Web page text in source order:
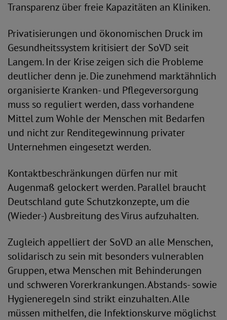
Transparenz über freie Kapazitäten an Kliniken.
Privatisierungen und ökonomischen Druck im
Gesundheitssystem kritisiert der SoVD seit
Langem. In der Krise zeigen sich die Probleme
deutlicher denn je. Die zunehmend marktähnlich
organisierte Kranken- und Pflegeversorgung
muss so reguliert werden, dass vorhandene
Mittel zum Wohle der Men­schen mit Bedarfen
und nicht zur Rendite­gewinnung privater
Unternehmen eingesetzt werden.
Kontaktbeschränkungen dürfen nur mit
Augenmaß gelockert werden. Parallel braucht
Deutschland gute Schutzkonzepte, um die
(Wieder-) Ausbreitung des Virus auf­zuhalten.
Zugleich appelliert der SoVD an alle Menschen,
solidarisch zu sein mit besonders vulnerablen
Gruppen, etwa Menschen mit Behinderungen
und schweren Vorerkrankungen. Abstands- sowie
Hygieneregeln sind strikt einzuhalten. Alle
müssen mithelfen, die Infektionskurve möglichst